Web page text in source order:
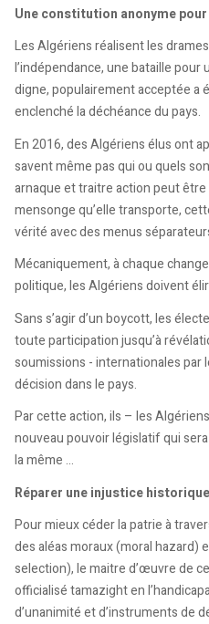
Une constitution anonyme
Les Algériens réalisent les
l’indépendance, une bataille
digne, populairement acceptée a
enclenché la déchéance du pays.
En 2016, des Algériens élus ont
savent même pas qui ou quels
arnaque et traitre action peut
mensonge qu’elle transporte,
vérité avec des menus
Mécaniquement, à chaque
politique, les Algériens doivent
Sans s’agir d’un boycott, les
toute participation jusqu’à
soumissions - internationales par
décision dans le pays.
Par cette action, ils – les
nouveau pouvoir législatif qui
la même …
Réparer une injustice historique
Pour mieux céder la patrie à
des aléas moraux (moral hazard)
selection), le maitre d’œuvre de
officialisé tamazight en
d’unanimité et d’instruments de